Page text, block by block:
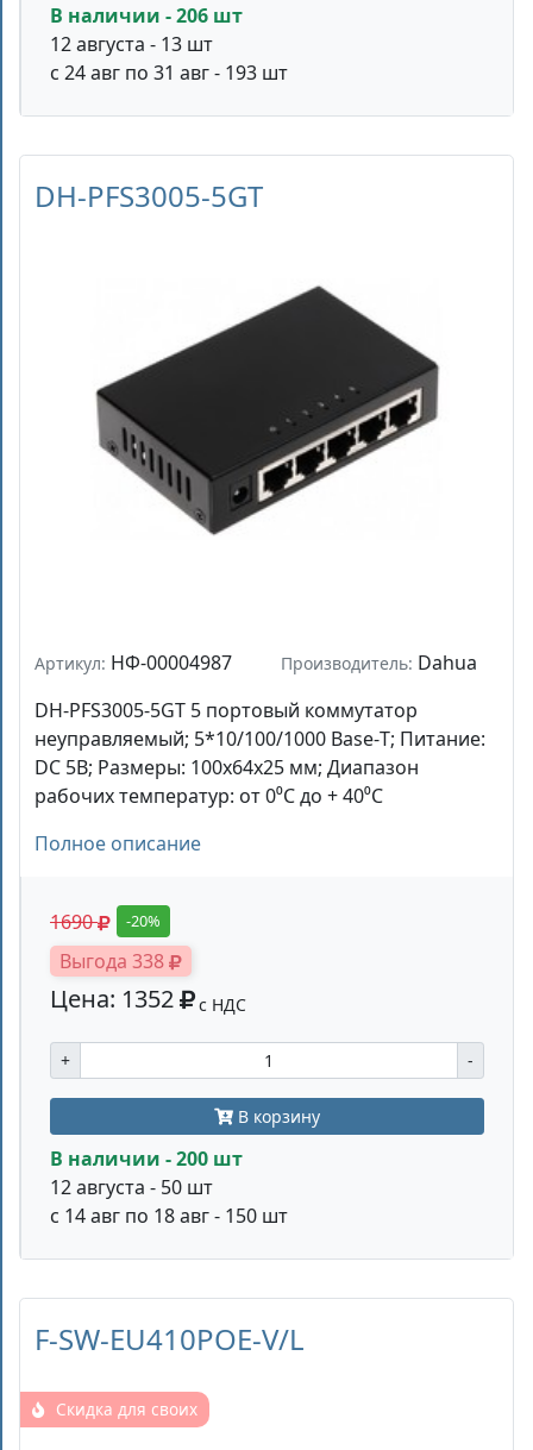
В наличии - 206 шт
12 августа - 13 шт
с 24 авг по 31 авг - 193 шт
DH-PFS3005-5GT
Артикул: НФ-00004987 Производитель: Dahua
DH-PFS3005-5GT 5 портовый коммутатор
неуправляемый; 5*10/100/1000 Base-Т; Питание:
DC 5В; Размеры: 100х64х25 мм; Диапазон
рабочих температур: от 0⁰С до + 40⁰С
Полное описание
1690 -20%
Выгода 338
Цена: 1352 с НДС
+ -
В корзину
В наличии - 200 шт
12 августа - 50 шт
с 14 авг по 18 авг - 150 шт
F-SW-EU410POE-V/L
Скидка для своих